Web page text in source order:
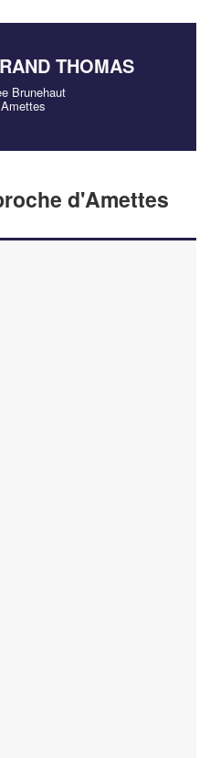
THOMAS
Brunehaut
d'Amettes